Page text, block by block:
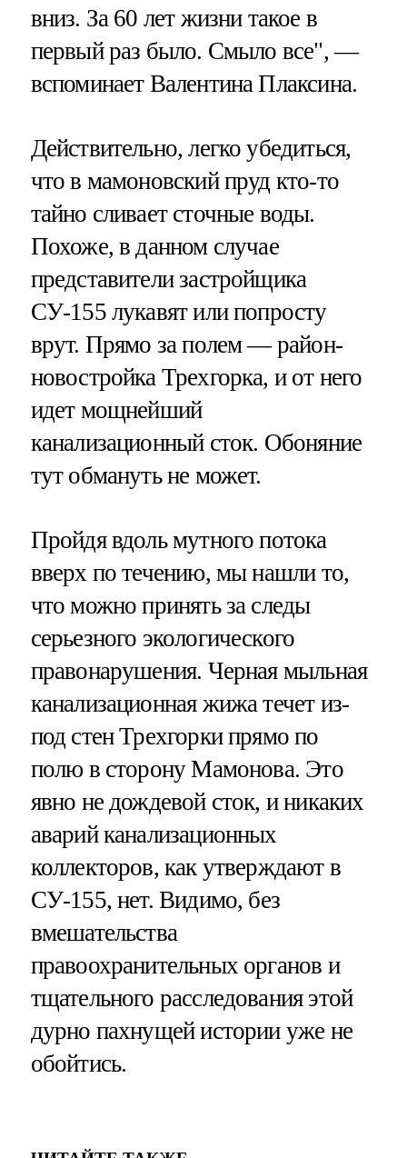
вниз. За 60 лет жизни такое в
первый раз было. Смыло все", —
вспоминает Валентина Плаксина.
Действительно, легко убедиться,
что в мамоновский пруд кто-то
тайно сливает сточные воды.
Похоже, в данном случае
представители застройщика
СУ-155 лукавят или попросту
врут. Прямо за полем — район-
новостройка Трехгорка, и от него
идет мощнейший
канализационный сток. Обоняние
тут обмануть не может.
Пройдя вдоль мутного потока
вверх по течению, мы нашли то,
что можно принять за следы
серьезного экологического
правонарушения. Черная мыльная
канализационная жижа течет из-
под стен Трехгорки прямо по
полю в сторону Мамонова. Это
явно не дождевой сток, и никаких
аварий канализационных
коллекторов, как утверждают в
СУ-155, нет. Видимо, без
вмешательства
правоохранительных органов и
тщательного расследования этой
дурно пахнущей истории уже не
обойтись.